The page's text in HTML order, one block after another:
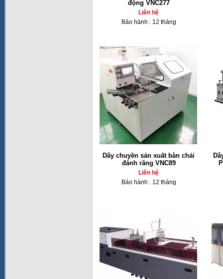
động VNC277
Liên hệ
Bảo hành : 12 tháng
Dây chuyền sản xuất bàn chải
đánh răng VNC89
Liên hệ
Bảo hành : 12 tháng